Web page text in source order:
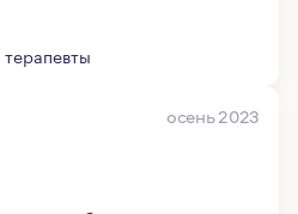
осень 2023